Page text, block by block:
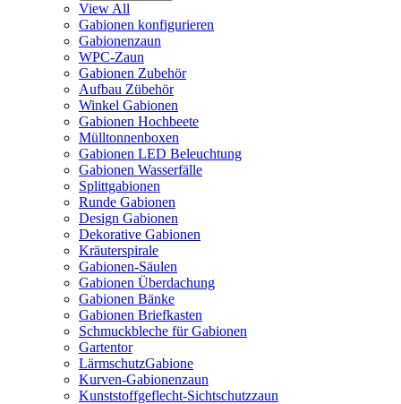
View All
Gabionen konfigurieren
Gabionenzaun
WPC-Zaun
Gabionen Zubehör
Aufbau Zübehör
Winkel Gabionen
Gabionen Hochbeete
Mülltonnenboxen
Gabionen LED Beleuchtung
Gabionen Wasserfälle
Splittgabionen
Runde Gabionen
Design Gabionen
Dekorative Gabionen
Kräuterspirale
Gabionen-Säulen
Gabionen Überdachung
Gabionen Bänke
Gabionen Briefkasten
Schmuckbleche für Gabionen
Gartentor
LärmschutzGabione
Kurven-Gabionenzaun
Kunststoffgeflecht-Sichtschutzzaun